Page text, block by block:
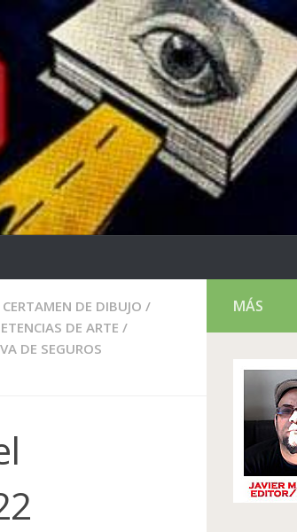
CERTAMEN DE DIBUJO /
DE ARTE /
DE SEGUROS
MÁS